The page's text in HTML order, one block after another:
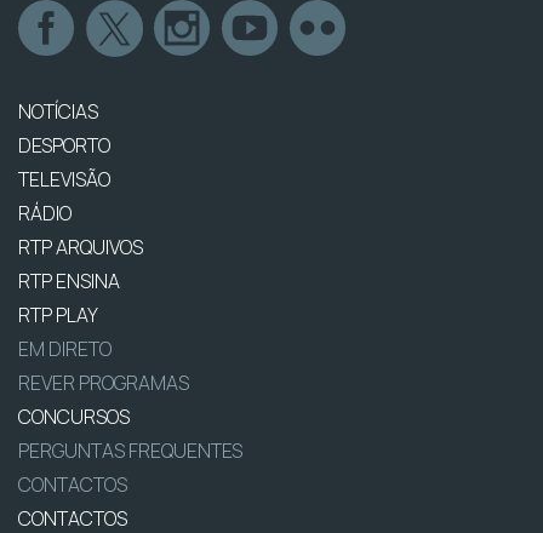
NOTÍCIAS
DESPORTO
TELEVISÃO
RÁDIO
RTP ARQUIVOS
RTP ENSINA
RTP PLAY
EM DIRETO
REVER PROGRAMAS
CONCURSOS
PERGUNTAS FREQUENTES
CONTACTOS
CONTACTOS